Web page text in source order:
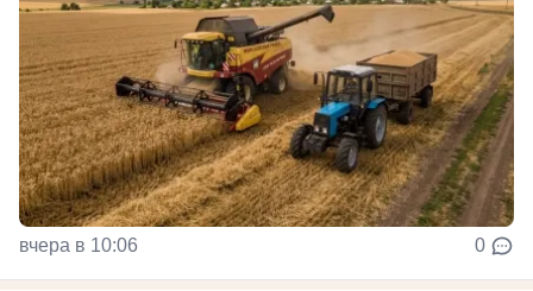
вчера в 10:06 0